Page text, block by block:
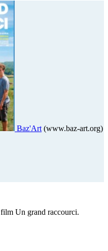
Baz'Art (www.baz-art.org)
Un grand raccourci.